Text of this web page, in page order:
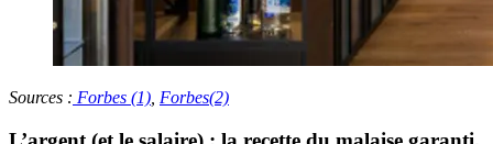
Sources : Forbes (1) Forbes(2)